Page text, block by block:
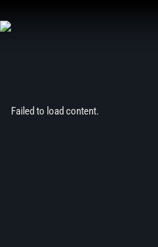
au
Failed to load content.